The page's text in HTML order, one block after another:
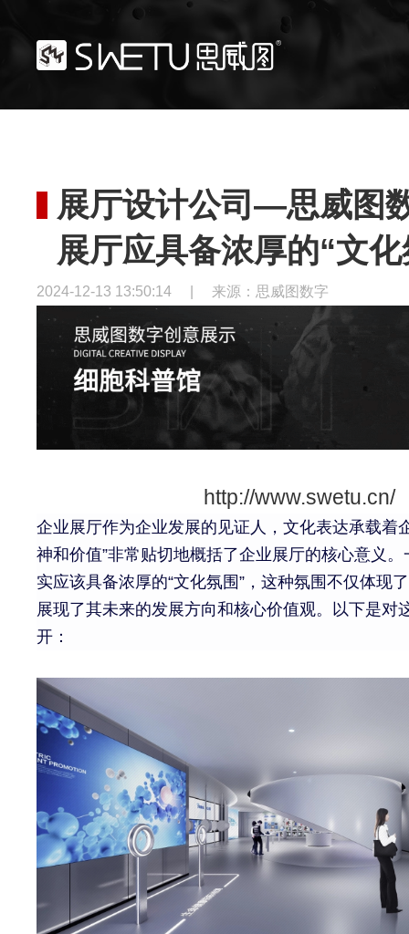
展厅设计公司—思威图
展厅应具备浓厚的“文
2024-12-13 13:50:14 来源：思威图数字
http://www.swetu.cn/
企业展厅作为企业发展的见证人，文化表达承载着
神和价值”非常贴切地概括了企业展厅的核心意义
实应该具备浓厚的“文化氛围”，这种氛围不仅体现
展现了其未来的发展方向和核心价值观。以下是对
开：